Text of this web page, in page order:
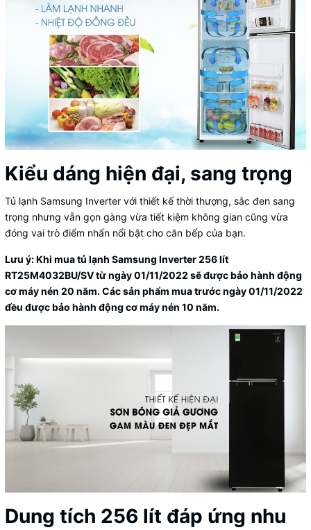
Kiểu dáng hiện đại, sang trọng
Tủ lạnh Samsung Inverter với thiết kế thời thượng, sắc đen sang
trọng nhưng vẫn gọn gàng vừa tiết kiệm không gian cũng vừa
đóng vai trò điểm nhấn nổi bật cho căn bếp của bạn.
Lưu ý: Khi mua tủ lạnh Samsung Inverter 256 lít
RT25M4032BU/SV từ ngày 01/11/2022 sẽ được bảo hành động
cơ máy nén 20 năm. Các sản phẩm mua trước ngày 01/11/2022
đều được bảo hành động cơ máy nén 10 năm.
Dung tích 256 lít đáp ứng nhu